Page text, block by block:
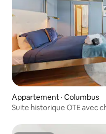
Appartement · Columbus
Suite historique OTE avec